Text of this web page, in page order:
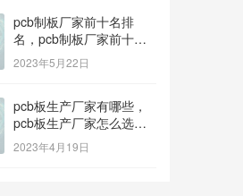
pcb制板厂家前十名排
名，pcb制板厂家前十名
排名榜？
2023年5月22日
pcb板生产厂家有哪些，
pcb板生产厂家怎么选
择？
2023年4月19日